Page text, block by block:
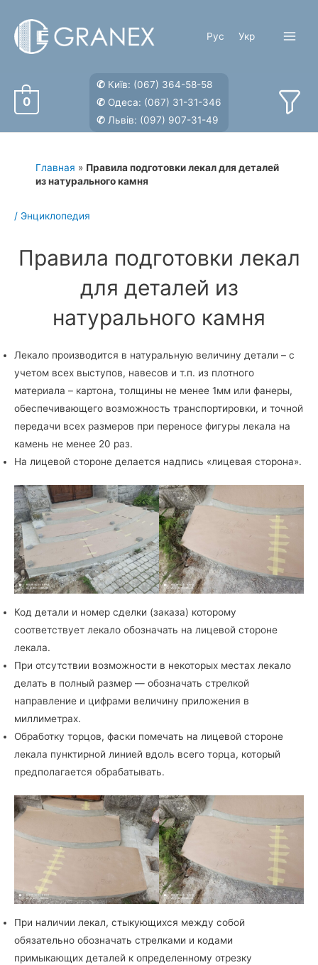
содержимому
Рус Укр
0
✆ Київ: (067) 364-58-58
✆ Одеса: (067) 31-31-346
✆ Львів: (097) 907-31-49
Главная » Правила подготовки лекал для деталей
из натурального камня
/ Энциклопедия
Правила подготовки лекал
для деталей из
натурального камня
Лекало производится в натуральную величину детали – с
учетом всех выступов, навесов и т.п. из плотного
материала – картона, толщины не менее 1мм или фанеры,
обеспечивающего возможность транспортировки, и точной
передачи всех размеров при переносе фигуры лекала на
камень не менее 20 раз.
На лицевой стороне делается надпись «лицевая сторона».
Код детали и номер сделки (заказа) которому
соответствует лекало обозначать на лицевой стороне
лекала.
При отсутствии возможности в некоторых местах лекало
делать в полный размер — обозначать стрелкой
направление и цифрами величину приложения в
миллиметрах.
Обработку торцов, фаски помечать на лицевой стороне
лекала пунктирной линией вдоль всего торца, который
предполагается обрабатывать.
При наличии лекал, стыкующихся между собой
обязательно обозначать стрелками и кодами
примыкающих деталей к определенному отрезку